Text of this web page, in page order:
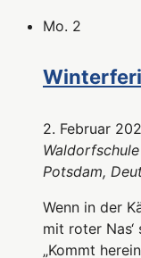
Mo. 2
2. Februar
Potsdam,
Wenn in der
mit roter
„Kommt